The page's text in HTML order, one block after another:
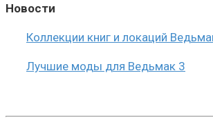
Новости
Коллекции книг и локаций
Лучшие моды для Ведьмак 3